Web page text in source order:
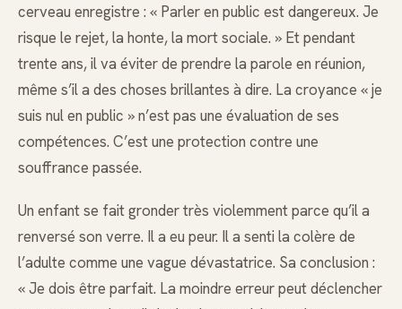
cerveau enregistre : « Parler en public est dangereux. Je
risque le rejet, la honte, la mort sociale. » Et pendant
trente ans, il va éviter de prendre la parole en réunion,
même s’il a des choses brillantes à dire. La croyance « je
suis nul en public » n’est pas une évaluation de ses
compétences. C’est une protection contre une
souffrance passée.
Un enfant se fait gronder très violemment parce qu’il a
renversé son verre. Il a eu peur. Il a senti la colère de
l’adulte comme une vague dévastatrice. Sa conclusion :
« Je dois être parfait. La moindre erreur peut déclencher